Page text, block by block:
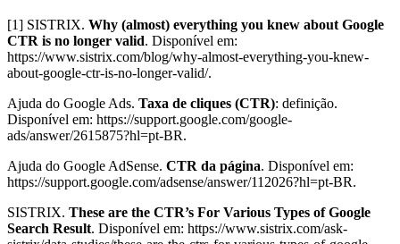
[1] SISTRIX. Why (almost) everything you knew about Google
CTR is no longer valid. Disponível em:
https://www.sistrix.com/blog/why-almost-everything-you-knew-
about-google-ctr-is-no-longer-valid/.
Ajuda do Google Ads. Taxa de cliques (CTR): definição.
Disponível em: https://support.google.com/google-
ads/answer/2615875?hl=pt-BR.
Ajuda do Google AdSense. CTR da página. Disponível em:
https://support.google.com/adsense/answer/112026?hl=pt-BR.
SISTRIX. These are the CTR’s For Various Types of Google
Search Result. Disponível em: https://www.sistrix.com/ask-